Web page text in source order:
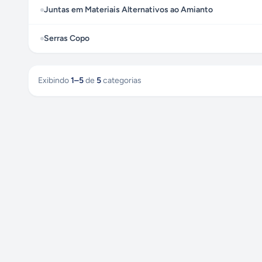
Juntas em Materiais Alternativos ao Amianto
Serras Copo
Exibindo1–5de 5categorias